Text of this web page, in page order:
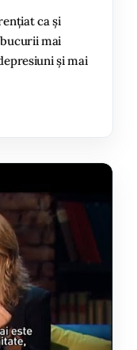
ca și
mai
și mai